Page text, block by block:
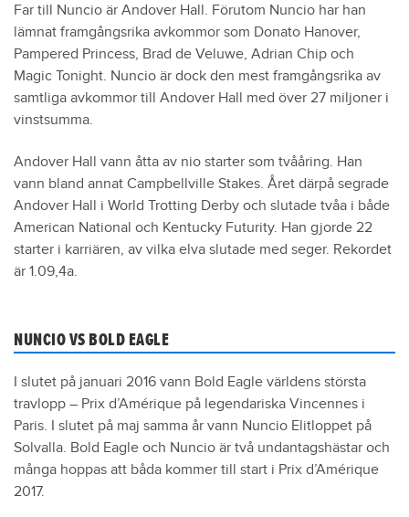
Far till Nuncio är Andover Hall. Förutom Nuncio har han
lämnat framgångsrika avkommor som Donato Hanover,
Pampered Princess, Brad de Veluwe, Adrian Chip och
Magic Tonight. Nuncio är dock den mest framgångsrika av
samtliga avkommor till Andover Hall med över 27 miljoner i
vinstsumma.
Andover Hall vann åtta av nio starter som tvååring. Han
vann bland annat Campbellville Stakes. Året därpå segrade
Andover Hall i World Trotting Derby och slutade tvåa i både
American National och Kentucky Futurity. Han gjorde 22
starter i karriären, av vilka elva slutade med seger. Rekordet
är 1.09,4a.
NUNCIO VS BOLD EAGLE
I slutet på januari 2016 vann Bold Eagle världens största
travlopp – Prix d’Amérique på legendariska Vincennes i
Paris. I slutet på maj samma år vann Nuncio Elitloppet på
Solvalla. Bold Eagle och Nuncio är två undantagshästar och
många hoppas att båda kommer till start i Prix d’Amérique
2017.